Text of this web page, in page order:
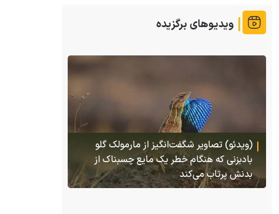
ویدیوهای برگزیده
(ویدئو) تصاویر شگفت‌انگیز از مارمولک گلو
بادبزنی که هنگام خطر یک مایع چسبناک از
بدنش پرتاب می‌کند